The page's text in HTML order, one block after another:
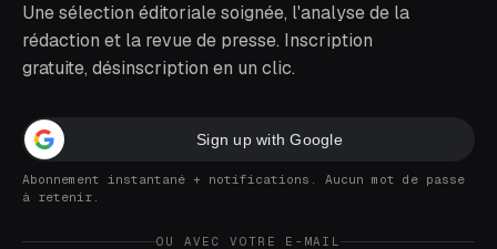
Une sélection éditoriale soignée, l'analyse de la
rédaction et la revue de presse. Inscription
gratuite, désinscription en un clic.
Sign up with Google
Abonnement instantané + notifications. Aucun mot de passe
à retenir.
OU AVEC VOTRE E-MAIL